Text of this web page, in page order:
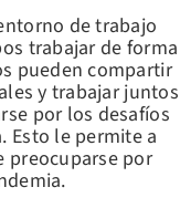
de trabajo
trabajar de forma
pueden compartir
y trabajar juntos
por los desafíos
Esto le permite a
preocuparse por